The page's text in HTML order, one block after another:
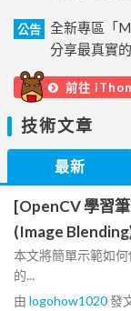
公告
全新專區「
分享最真實
前往
技術文章
最新
[OpenCV 學習
(Image
本文將簡單示範如
的...
由 logohow1020發